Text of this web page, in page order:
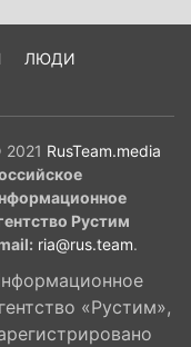
ЛЮДИ
RusTeam.media
Рустим
ria@rus.team.
«Рустим»,